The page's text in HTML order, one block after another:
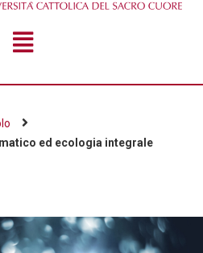
ed ecologia integrale